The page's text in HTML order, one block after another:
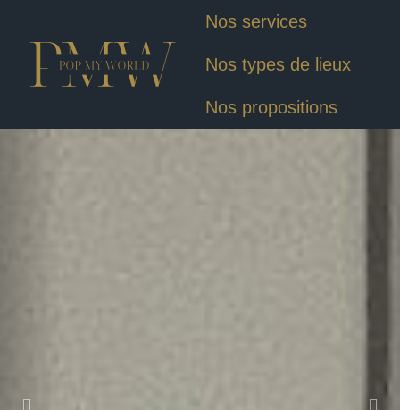
Nos services
Nos types de lieux
Nos propositions